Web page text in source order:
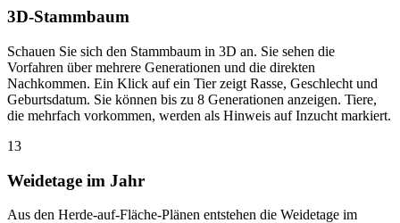
3D-Stammbaum
Schauen Sie sich den Stammbaum in 3D an. Sie sehen die
Vorfahren über mehrere Generationen und die direkten
Nachkommen. Ein Klick auf ein Tier zeigt Rasse, Geschlecht und
Geburtsdatum. Sie können bis zu 8 Generationen anzeigen. Tiere,
die mehrfach vorkommen, werden als Hinweis auf Inzucht markiert.
13
Weidetage im Jahr
Aus den Herde-auf-Fläche-Plänen entstehen die Weidetage im